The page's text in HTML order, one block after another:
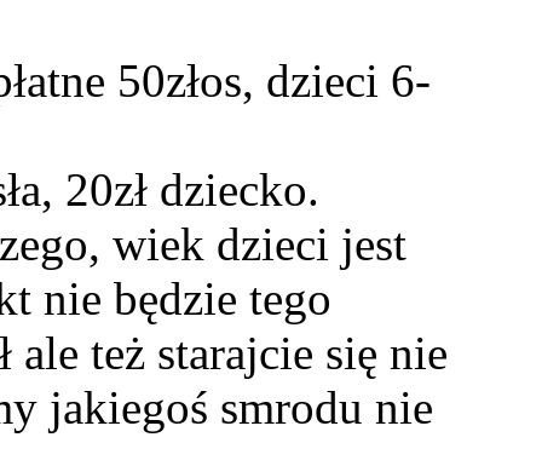
50złos, dzieci 6-
20zł dziecko.
wiek dzieci jest
nie będzie tego
ale też starajcie się nie
jakiegoś smrodu nie